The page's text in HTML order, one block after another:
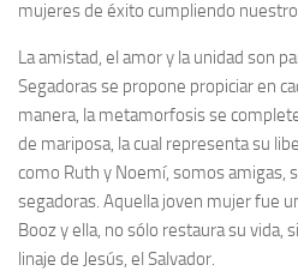
mujeres de éxito cumpliendo
La amistad, el amor y la unidad son
Segadoras se propone propiciar en
manera, la metamorfosis se
de mariposa, la cual representa su
como Ruth y Noemí, somos amigas,
segadoras. Aquella joven mujer fue
Booz y ella, no sólo restaura su vida,
linaje de Jesús, el Salvador.